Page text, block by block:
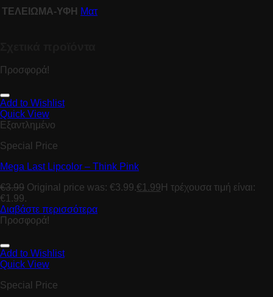
ΤΕΛΕΙΩΜΑ-ΥΦΗ Ματ
Προσφορά!
Add to Wishlist
Quick View
Εξαντλημένο
Special Price
Mega Last Lipcolor – Think Pink
€3.99 Original price was: €3.99.€1.99 Η τρέχουσα τιμή είναι:
€1.99.
Διαβάστε περισσότερα
Προσφορά!
Add to Wishlist
Quick View
Special Price